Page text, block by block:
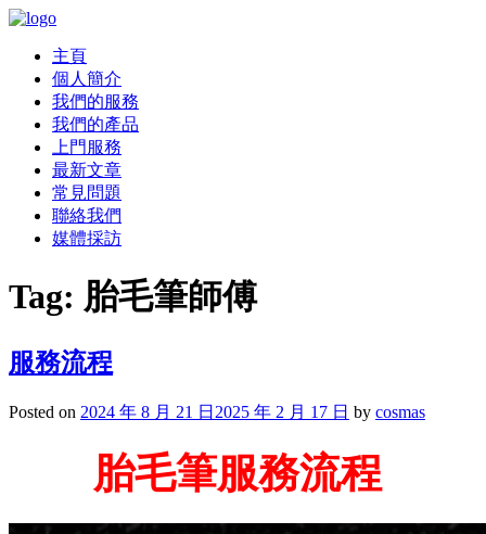
主頁
個人簡介
我們的服務
我們的產品
上門服務
最新文章
常見問題
聯絡我們
媒體採訪
Tag: 胎毛筆師傅
服務流程
Posted on 2024 年 8 月 21 日 2025 年 2 月 17 日 by cosmas
胎毛筆服務流程